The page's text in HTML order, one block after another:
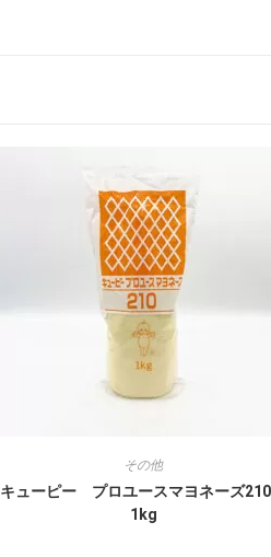
その他
キューピー プロユースマヨネーズ
1kg